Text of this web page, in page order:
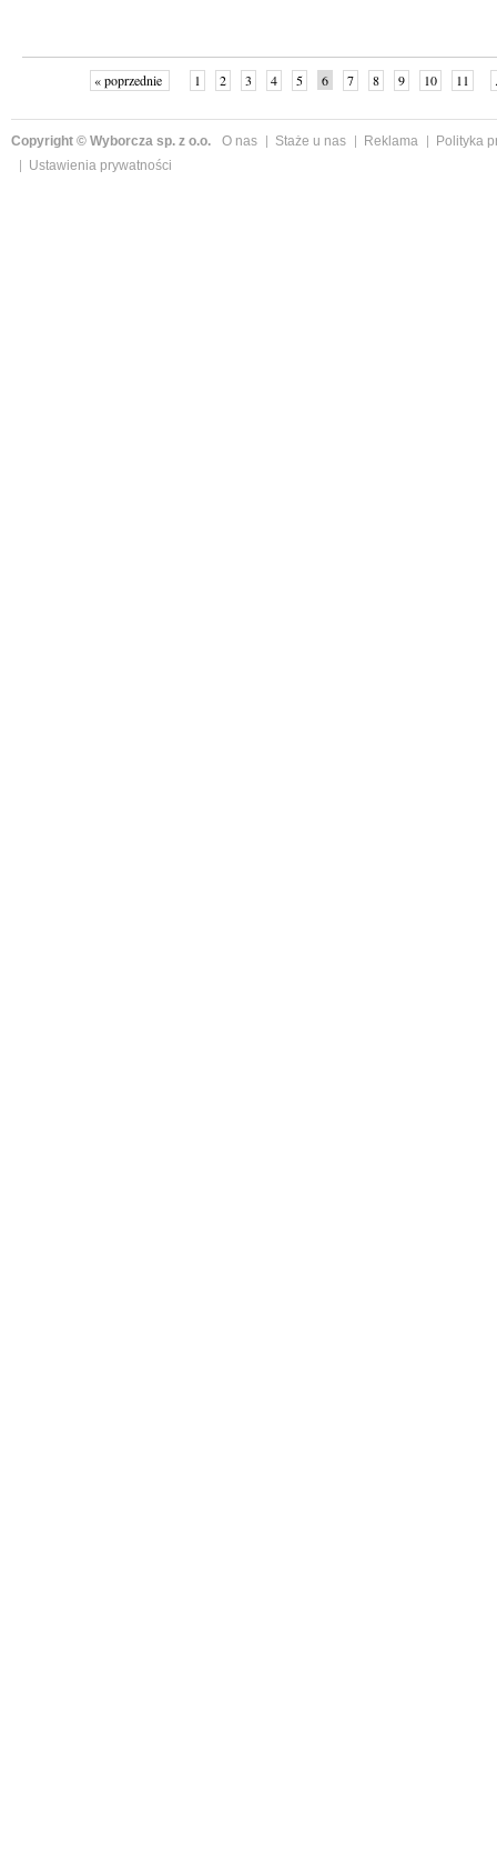
« poprzednie 1 2 3 4 5 6 7 8 9 10 11
Copyright © Wyborcza sp. z o.o. O nas Staże u nas Reklama
Polityka
Ustawienia prywatności